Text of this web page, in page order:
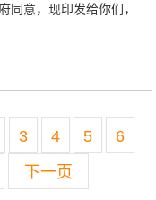
同意，现印发给你们，
3 4 5
6
下一页